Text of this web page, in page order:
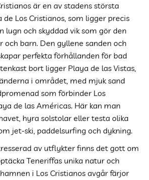
är en av stadens största
Los Cristianos, som ligger precis
lugn och skyddad vik som gör den
och barn. Den gyllene sanden och
perfekta förhållanden för bad
bort ligger Playa de las Vistas,
i området, med mjuk sand
som förbinder Los
de las Américas. Här kan man
hyra solstolar eller testa olika
jet-ski, paddelsurfing och dykning.
av utflykter finns det gott om
Teneriffas unika natur och
i Los Cristianos avgår färjor